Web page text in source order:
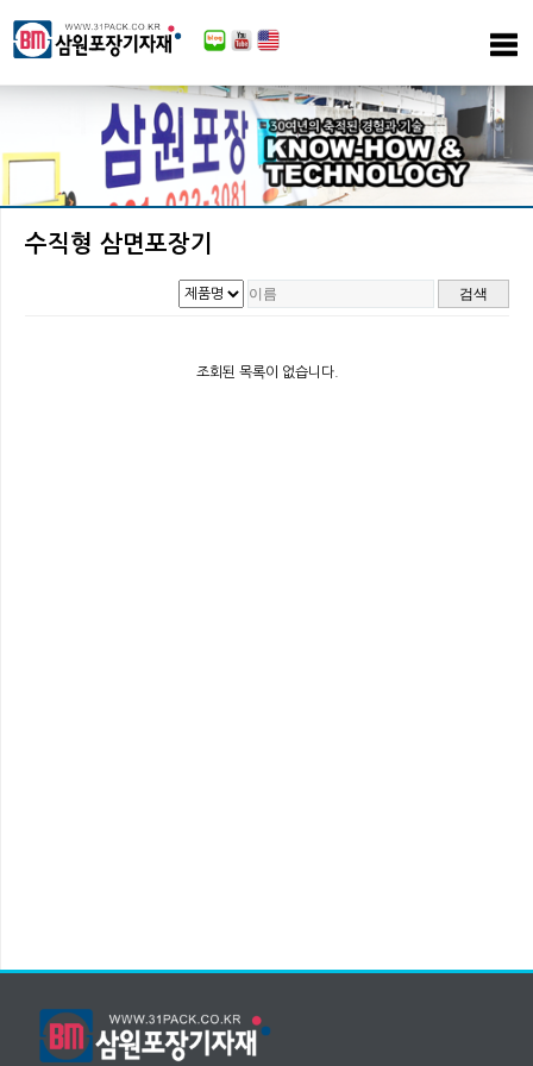
수직형 삼면포장기
조회된 목록이 없습니다.